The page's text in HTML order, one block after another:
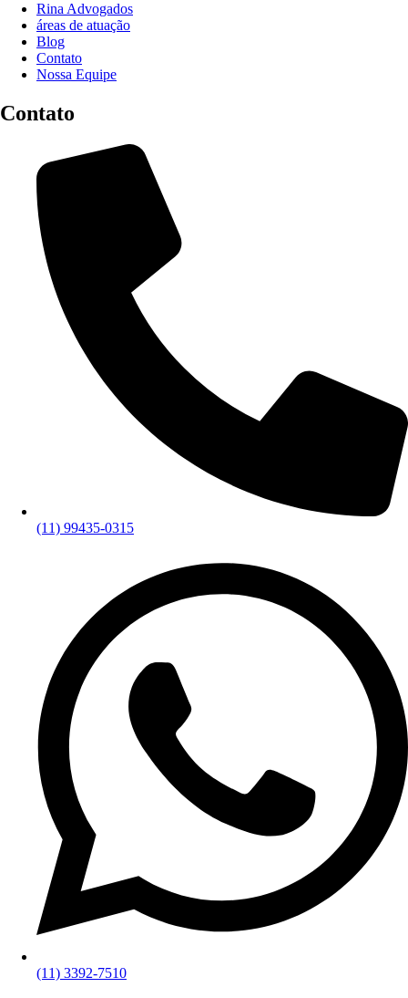
Rina Advogados
áreas de atuação
Blog
Contato
Nossa Equipe
Contato
(11) 99435-0315
(11) 3392-7510